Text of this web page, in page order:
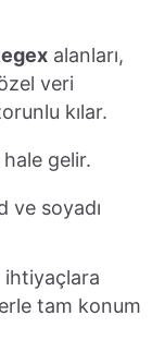
alanları,
veri
kılar.
gelir.
ve soyadı
ihtiyaçlara
tam konum